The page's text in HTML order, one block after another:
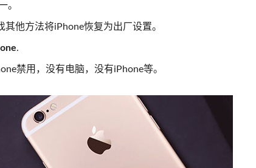
。
他方法将iPhone恢复为出厂设置。
.
禁用，没有电脑，没有iPhone等。